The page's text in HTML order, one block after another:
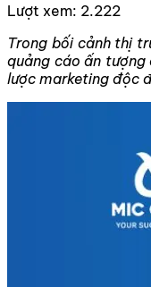
Lượt xem: 2.222
Trong bối cảnh thị
quảng cáo ấn tượng
lược marketing độc